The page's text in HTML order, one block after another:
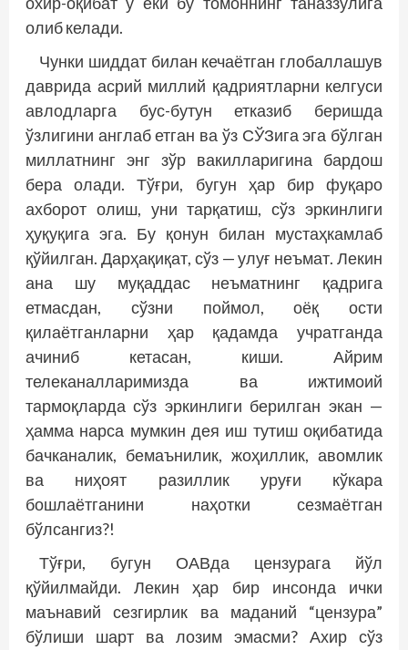
олиб келади.
Чунки шиддат билан кечаётган глобаллашув
даврида асрий миллий қадриятларни келгуси
авлодларга бус-бутун етказиб беришда
ўзлигини англаб етган ва ўз СЎЗига эга бўлган
миллатнинг энг зўр вакилларигина бардош
бера олади. Тўғри, бугун ҳар бир фуқаро
ахборот олиш, уни тарқатиш, сўз эркинлиги
ҳуқуқига эга. Бу қонун билан мустаҳкамлаб
қўйилган. Дарҳақиқат, сўз — улуғ неъмат. Лекин
ана шу муқаддас неъматнинг қадрига
етмасдан, сўзни поймол, оёқ ости
қилаётганларни ҳар қадамда учратганда
ачиниб кетасан, киши. Айрим
телеканалларимизда ва ижтимоий
тармоқларда сўз эркинлиги берилган экан —
ҳамма нарса мумкин дея иш тутиш оқибатида
бачканалик, бемаънилик, жоҳиллик, авомлик
ва ниҳоят разиллик уруғи кўкара
бошлаётганини наҳотки сезмаётган
бўлсангиз?!
Тўғри, бугун ОАВда цензурага йўл
қўйилмайди. Лекин ҳар бир инсонда ички
маънавий сезгирлик ва маданий “цензура”
бўлиши шарт ва лозим эмасми? Ахир сўз